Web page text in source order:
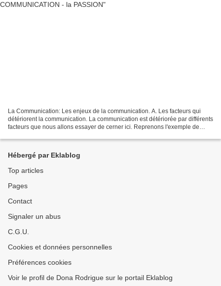
La Communication: Les enjeux de la communication. A. Les facteurs qui
détériorent la communication. La communication est détériorée par différents
facteurs que nous allons essayer de cerner ici. Reprenons l'exemple de
Hébergé par Eklablog
Top articles
Pages
Contact
Signaler un abus
C.G.U.
Cookies et données personnelles
Préférences cookies
Voir le profil de Dona Rodrigue sur le portail Eklablog